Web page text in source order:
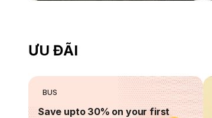
ƯU ĐÃI
BUS
Save upto 30% on your first